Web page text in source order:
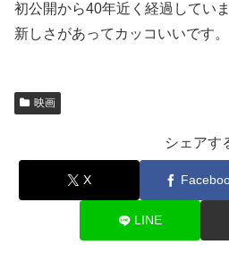
初公開から40年近く経過してい
新しさがあってカッコいいです。
映画
シェアす
X
LINE